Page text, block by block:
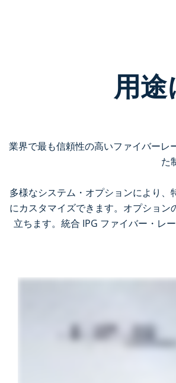
用
業界で最も信頼性の高いファイバーレ
た
多様なシステム・オプションにより
にカスタマイズできます。オプショ
立ちます。統合 IPG ファイバー・レ